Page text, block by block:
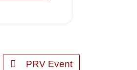
PRV Event